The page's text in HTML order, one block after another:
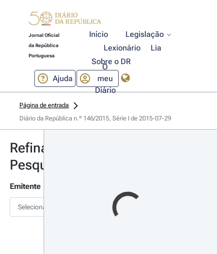
Jornal Oficial
da República
Portuguesa
Início
Legislação
Lexionário
Lia
Sobre o DR
Ajuda
O
meu
Diário
Página de entrada
Diário da República n.º 146/2015, Série I de 2015-07-29
Refinar
Pesquisa
Emitente
Selecionar